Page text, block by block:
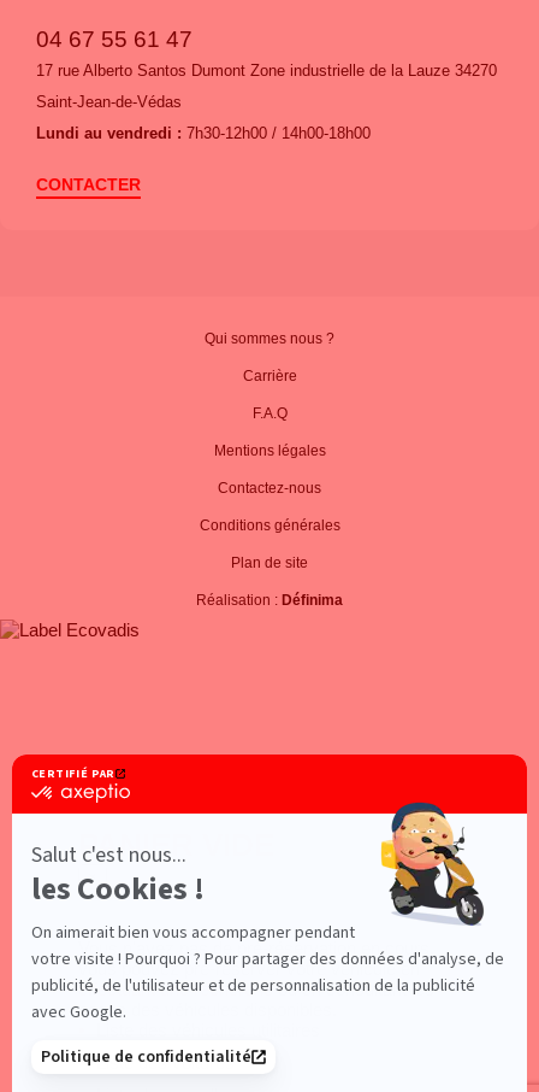
04 67 55 61 47
17 rue Alberto Santos Dumont Zone industrielle de la Lauze 34270
Saint-Jean-de-Védas
Lundi au vendredi : 7h30-12h00 / 14h00-18h00
CONTACTER
Qui sommes nous ?
Carrière
F.A.Q
Mentions légales
Contactez-nous
Conditions générales
Plan de site
Réalisation : Définima
PANIER VIDE
×
Vous n'avez pas de pré-réservation en cours,
vous pouvez pré-réserver votre véhicule en
effectuant une rechercheou en consultant les
pages des véhicules disponibles.
Liste des voitures